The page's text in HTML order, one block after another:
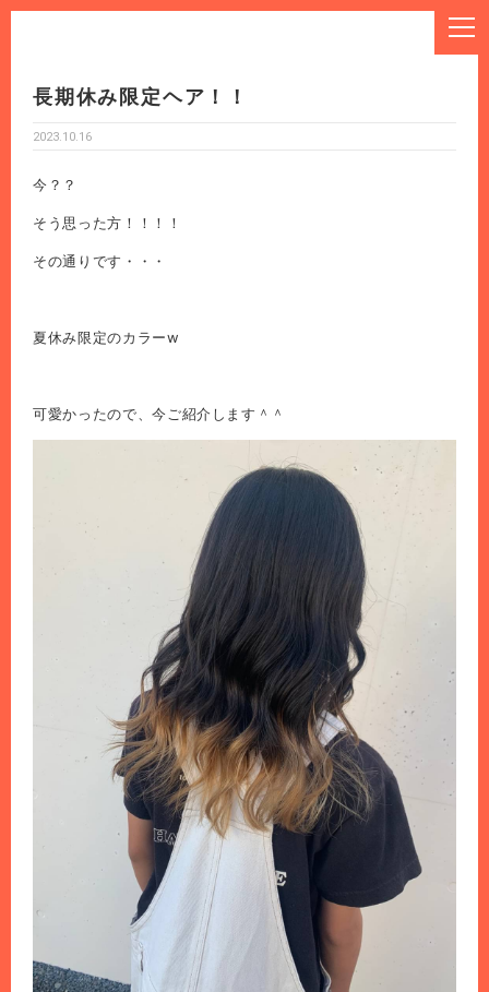
長期休み限定ヘア！！
2023.10.16
今？？
そう思った方！！！！
その通りです・・・
夏休み限定のカラーw
可愛かったので、今ご紹介します＾＾